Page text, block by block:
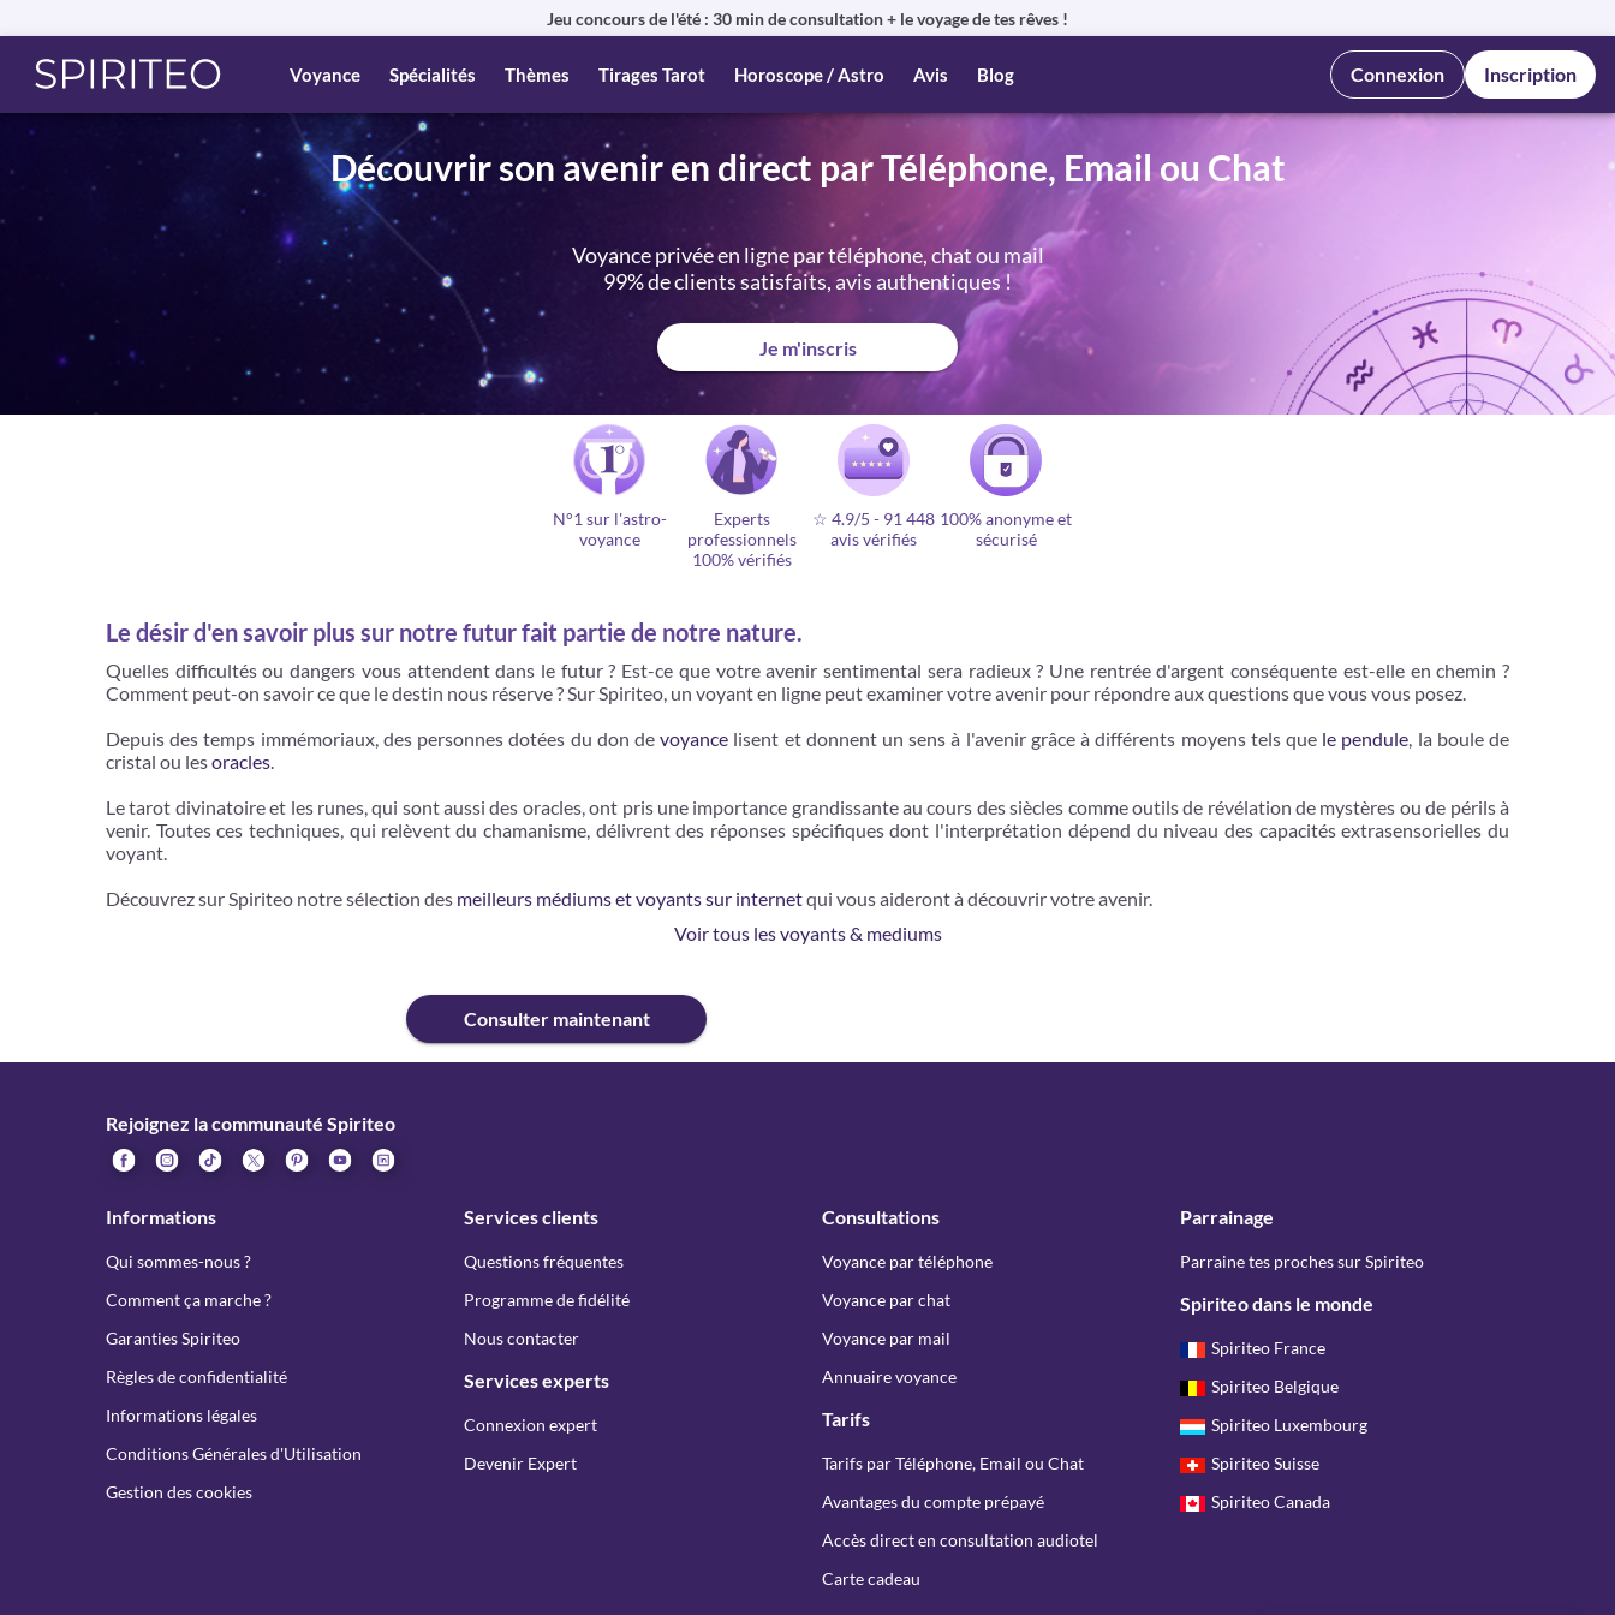
Jeu concours de l'été : 30 min de consultation + le voyage de tes rêves !
Voyance Spécialités Thèmes Tirages Tarot Horoscope / Astro Avis Blog Connexion Inscription
Découvrir son avenir en direct par Téléphone, Email ou Chat
Voyance privée en ligne par téléphone, chat ou mail
99% de clients satisfaits, avis authentiques !
Je m'inscris
N°1 sur l'astro-
voyance
Experts
professionnels
100% vérifiés
☆ 4.9/5 - 91 448
avis vérifiés
100% anonyme et
sécurisé
Le désir d'en savoir plus sur notre futur fait partie de notre nature.
Quelles difficultés ou dangers vous attendent dans le futur ? Est-ce que votre avenir sentimental sera radieux ? Une rentrée d'argent conséquente est-elle en chemin ?
Comment peut-on savoir ce que le destin nous réserve ? Sur Spiriteo, un voyant en ligne peut examiner votre avenir pour répondre aux questions que vous vous posez.
Depuis des temps immémoriaux, des personnes dotées du don devoyance lisent et donnent un sens à l'avenir grâce à différents moyens tels que le pendule, la boule de
cristal ou lesoracles.
Le tarot divinatoire et les runes, qui sont aussi des oracles, ont pris une importance grandissante au cours des siècles comme outils de révélation de mystères ou de périls à
venir. Toutes ces techniques, qui relèvent du chamanisme, délivrent des réponses spécifiques dont l'interprétation dépend du niveau des capacités extrasensorielles du
voyant.
Découvrez sur Spiriteo notre sélection des meilleurs médiums et voyants sur internetqui vous aideront à découvrir votre avenir.
Voir tous les voyants & mediums
Consulter maintenant
Rejoignez la communauté Spiriteo
Informations
Qui sommes-nous ?
Comment ça marche ?
Garanties Spiriteo
Règles de confidentialité
Informations légales
Conditions Générales d'Utilisation
Gestion des cookies
Services clients
Questions fréquentes
Programme de fidélité
Nous contacter
Services experts
Connexion expert
Devenir Expert
Consultations
Voyance par téléphone
Voyance par chat
Voyance par mail
Annuaire voyance
Tarifs
Tarifs par Téléphone, Email ou Chat
Avantages du compte prépayé
Accès direct en consultation audiotel
Carte cadeau
Parrainage
Parraine tes proches sur Spiriteo
Spiriteo dans le monde
Spiriteo France
Spiriteo Belgique
Spiriteo Luxembourg
Spiriteo Suisse
Spiriteo Canada